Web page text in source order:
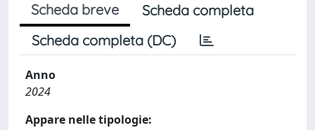
Scheda breve
Scheda completa
Scheda completa (DC)
Anno
2024
Appare nelle tipologie: